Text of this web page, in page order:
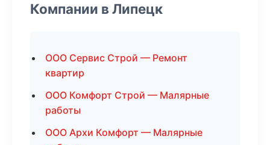
Компании в Липецк
ООО Сервис Строй — Ремонт
квартир
ООО Комфорт Строй — Малярные
работы
ООО Архи Комфорт — Малярные